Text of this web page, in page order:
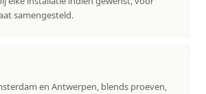
samengesteld.
en Antwerpen, blends proeven,